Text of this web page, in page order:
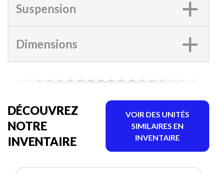
Suspension
Dimensions
DÉCOUVREZ
NOTRE
INVENTAIRE
VOIR DES UNITÉS
SIMILAIRES EN
INVENTAIRE